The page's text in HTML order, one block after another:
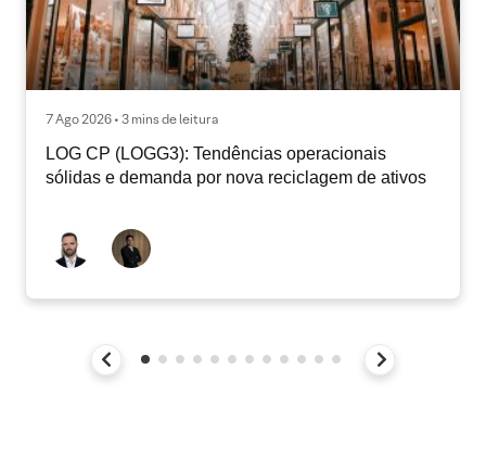
7 Ago 2026 • 3 mins de leitura
LOG CP (LOGG3): Tendências operacionais
sólidas e demanda por nova reciclagem de ativos